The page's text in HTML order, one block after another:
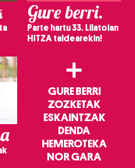
Gure berri.
Parte hartu 33. Lilatoian
HITZA taldearekin!
+
GURE BERRI
ZOZKETAK
ESKAINTZAK
DENDA
HEMEROTEKA
NOR GARA